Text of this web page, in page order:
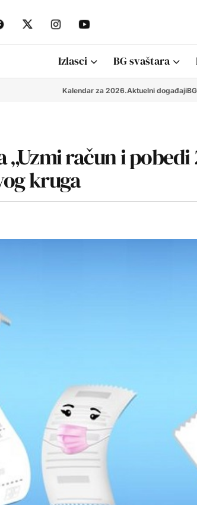
Izlasci BG svaštara
Kalendar za 2026.Aktuelni događaji
račun i pobedi
kruga